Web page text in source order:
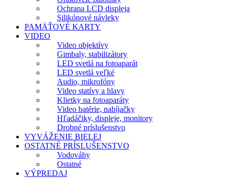
Ochrana LCD displeja
Silikónové návleky
PAMÄŤOVÉ KARTY
VIDEO
Video objektívy
Gimbaly, stabilizátory
LED svetlá na fotoaparát
LED svetlá veľké
Audio, mikrofóny
Video statívy a hlavy
Klietky na fotoaparáty
Video batérie, nabíjačky
Hľadáčiky, displeje, monitory
Drobné príslušenstvo
VYVÁŽENIE BIELEJ
OSTATNÉ PRÍSLUŠENSTVO
Vodováhy
Ostatné
VÝPREDAJ